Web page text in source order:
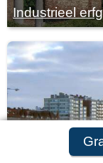
Industrieel